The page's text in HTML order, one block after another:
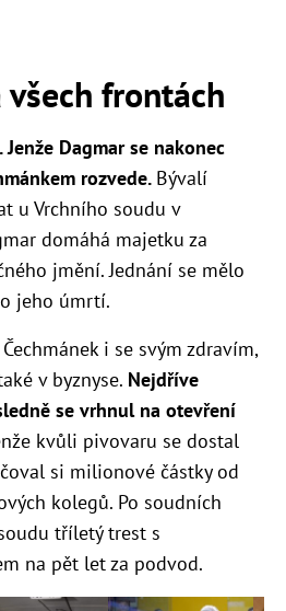
frontách
Dagmar se nakonec
rozvede. Bývalí
u Vrchního soudu v
domáhá majetku za
jmění. Jednání se mělo
jeho úmrtí.
i se svým zdravím,
v byznyse. Nejdříve
se vrhnul na otevření
kvůli pivovaru se dostal
si milionové částky od
kolegů. Po soudních
tříletý trest s
na pět let za podvod.